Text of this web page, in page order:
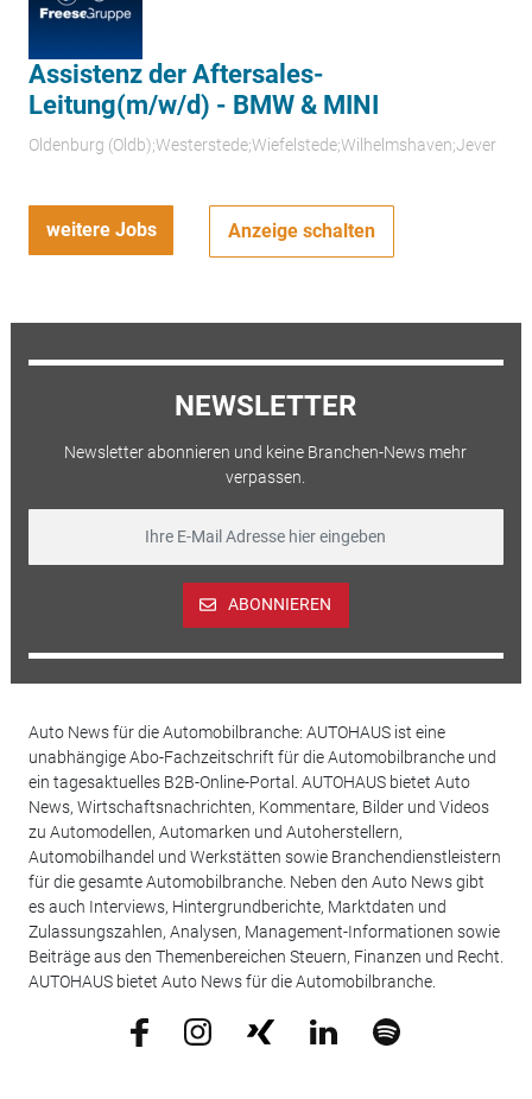
Assistenz der Aftersales-
Leitung(m/w/d) - BMW & MINI
Oldenburg (Oldb);Westerstede;Wiefelstede;Wilhelmshaven;Jever
weitere Jobs Anzeige schalten
NEWSLETTER
Newsletter abonnieren und keine Branchen-News mehr
verpassen.
ABONNIEREN
Auto News für die Automobilbranche: AUTOHAUS ist eine
unabhängige Abo-Fachzeitschrift für die Automobilbranche und
ein tagesaktuelles B2B-Online-Portal. AUTOHAUS bietet Auto
News, Wirtschaftsnachrichten, Kommentare, Bilder und Videos
zu Automodellen, Automarken und Autoherstellern,
Automobilhandel und Werkstätten sowie Branchendienstleistern
für die gesamte Automobilbranche. Neben den Auto News gibt
es auch Interviews, Hintergrundberichte, Marktdaten und
Zulassungszahlen, Analysen, Management-Informationen sowie
Beiträge aus den Themenbereichen Steuern, Finanzen und Recht.
AUTOHAUS bietet Auto News für die Automobilbranche.